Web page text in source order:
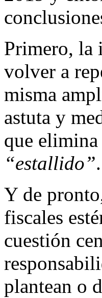
Primero, la
volver a
misma
astuta y
que
“estallido”.
Y de
fiscales
cuestión
plantean o